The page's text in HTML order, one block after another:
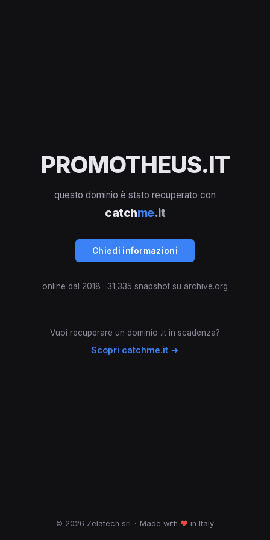
PROMOTHEUS.IT
questo dominio è stato recuperato con
catchme.it
Chiedi informazioni
online dal 2018 · 31,335 snapshot su archive.org
Vuoi recuperare un dominio .it in scadenza?
Scopri catchme.it →
© 2026 Zelatech srl · Made with ♥ in Italy